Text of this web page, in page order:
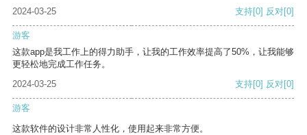
2024-03-25 支持[0] 反对[0]
游客
这款app是我工作上的得力助手，让我的工作效率提高了50%，让我能够
更轻松地完成工作任务。
2024-03-25
支持[0] 反对[0]
游客
这款软件的设计非常人性化，使用起来非常方便。